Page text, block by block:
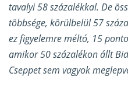
tavalyi 58 százalékkal. De
többsége, körülbelül 57
ez figyelemre méltó, 15
amikor 50 százalékon állt
Cseppet sem vagyok